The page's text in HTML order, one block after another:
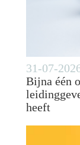
31-07-
Bijna één
heeft